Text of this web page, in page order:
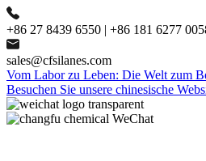
+86 27 8439 6550 | +86 181 6277
sales@cfsilanes.com
Vom Labor zu Leben: Die Welt zum
Besuchen Sie unsere chinesische